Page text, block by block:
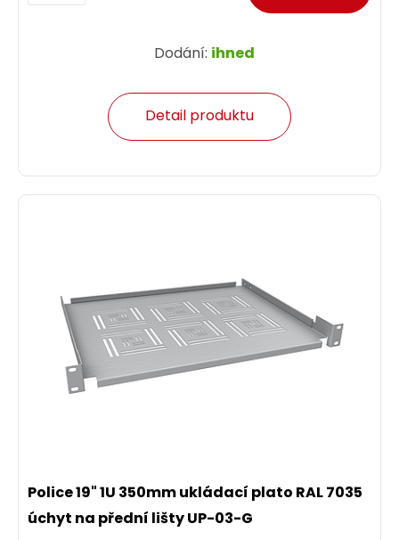
Dodání: ihned
Detail produktu
Police 19" 1U 350mm ukládací plato RAL 7035
úchyt na přední lišty UP-03-G